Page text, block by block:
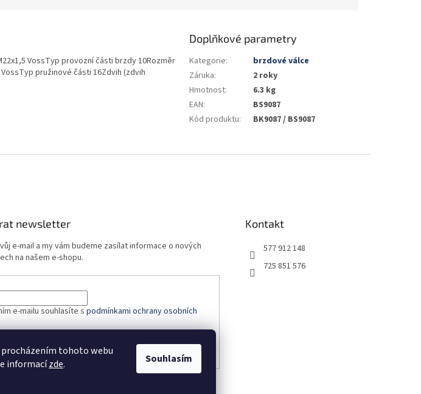
procházením tohoto webu
informacízde. Souhlasím
VossTyp provozní části brzdy 10Rozměr
pružinové části 16Zdvih (zdvih
Doplňkové parametry
Kategorie:
brzdové válce
Záruka:
2 roky
Hmotnost:
6.3 kg
EAN:
BS9087
Kód produktu: BK9087 / BS9087
newsletter
e-mail a my vám budeme zasílat informace o nových
na našem e-shopu.
e-mailu souhlasíte s podmínkami ochrany osobních
SE
Kontakt
577 912 148
725 851 576